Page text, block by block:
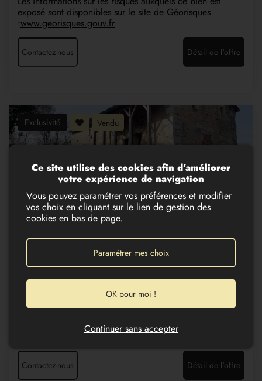
exposé sont disponibles sur le site de Géorisques
:www.georisques.gouv.fr
Contactez-nous Détail de l'offre
Exclusivité Vendu
8
MAISON XVE SIÈCLE EN PIERRE
155 000 €
ATUR (24750)
m² de terrain qui se compose: D’une bâtisse du 15 ème
siècle à usage d’habitation de 170 m² à restaurer avec en
rez de jardin 3 pièces ; au 1erétage 3 pièces et
dégagement et sous comble 2 pièces avec dégagement.
D’une maison de plain-pied 57 m² libre, comprenant une
entrée sur pièce à vivre, 2 chambres, 1 salle d’eau et wc
exposé sont disponibles sur le site de Géorisques :
www.georisques.gouv.fr
Contactez-nous Détail de l'offre
Ce site utilise des cookies afin d’améliorer
votre expérience de navigation
Vous pouvez paramétrer vos préférences et modifier
vos choix en cliquant sur le lien de gestion des
cookies en bas de page.
Paramétrer mes choix
OK pour moi !
Continuer sans accepter